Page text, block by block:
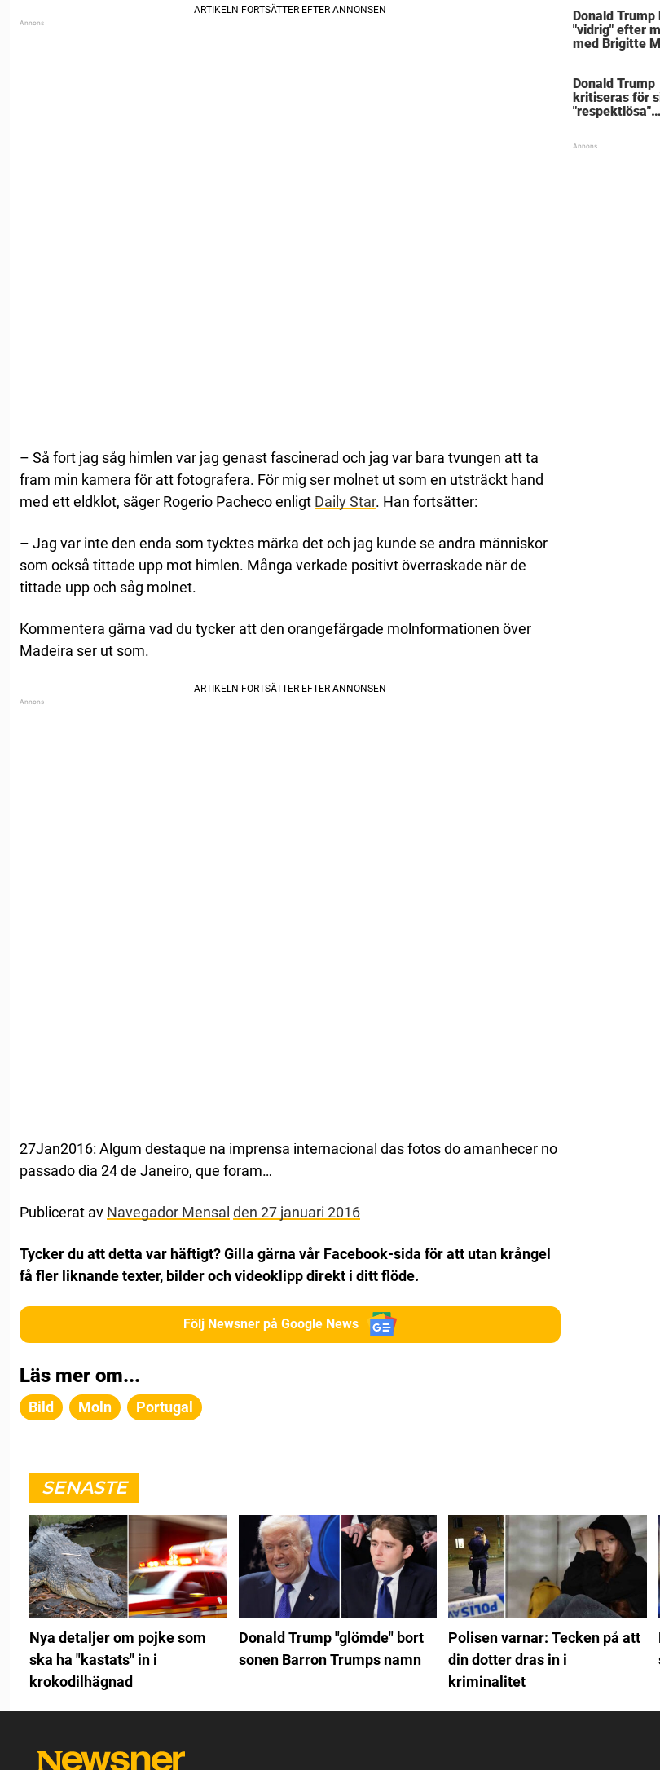
– Så fort jag såg himlen var jag genast fascinerad och jag var bara tvungen att ta
fram min kamera för att fotografera. För mig ser molnet ut som en utsträckt hand
med ett eldklot, säger Rogerio Pacheco enligt Daily Star. Han fortsätter:
– Jag var inte den enda som tycktes märka det och jag kunde se andra människor
som också tittade upp mot himlen. Många verkade positivt överraskade när de
tittade upp och såg molnet.
Kommentera gärna vad du tycker att den orangefärgade molnformationen över
Madeira ser ut som.
27Jan2016: Algum destaque na imprensa internacional das fotos do amanhecer no
passado dia 24 de Janeiro, que foram…
Publicerat av Navegador Mensal den 27 januari 2016
Tycker du att detta var häftigt? Gilla gärna vår Facebook-sida för att utan krångel
få fler liknande texter, bilder och videoklipp direkt i ditt flöde.
Följ Newsner på Google News
Donald Trump
"vidrig" efter
med Brigitte
Donald Trump
kritiseras för
"respektlösa"
Läs mer om...
Bild Moln Portugal
SENASTE
Nya detaljer om pojke som
ska ha "kastats" in i
krokodilhägnad
Donald Trump "glömde" bort
sonen Barron Trumps namn
Polisen varnar: Tecken på att
din dotter dras in i
kriminalitet